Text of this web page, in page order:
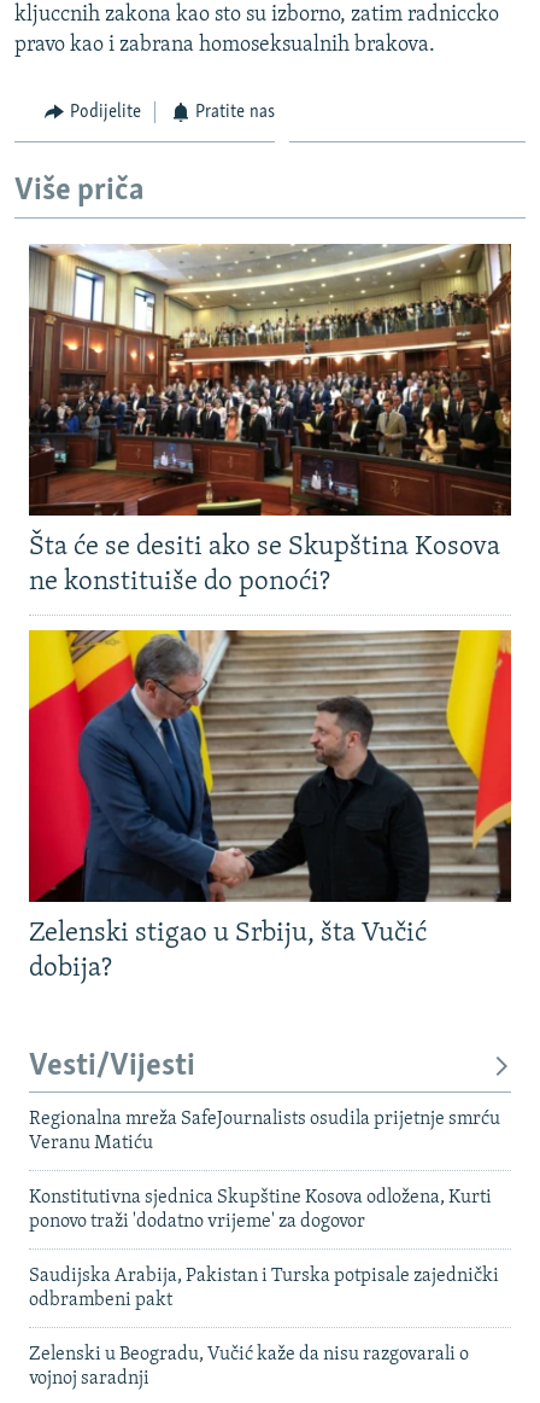
VIŠE OD NASLOVA
POPLAVE I KLIZIŠTA U BIH 2024.
POST SCRIPTUM
TRI DECENIJE OD RATA U BIH
SVE KARTE DEJTONA
NASTANAK I RASPAD JUGOSLAVIJE
PRATITE NAS
kljuccnih zakona kao sto su izborno, zatim radniccko
pravo kao i zabrana homoseksualnih brakova.
Podijelite Pratite nas
Više priča
Šta će se desiti ako se Skupština Kosova
ne konstituiše do ponoći?
Zelenski stigao u Srbiju, šta Vučić
dobija?
Vesti/Vijesti
Regionalna mreža SafeJournalists osudila prijetnje smrću
Veranu Matiću
Konstitutivna sjednica Skupštine Kosova odložena, Kurti
ponovo traži 'dodatno vrijeme' za dogovor
Saudijska Arabija, Pakistan i Turska potpisale zajednički
odbrambeni pakt
Zelenski u Beogradu, Vučić kaže da nisu razgovarali o
vojnoj saradnji